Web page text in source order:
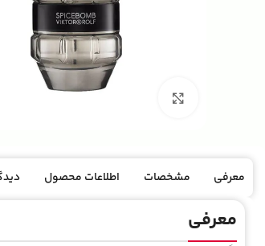
معرفی مشخصات اطلاعات محصول
معرفی